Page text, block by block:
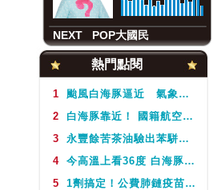
NEXT
POP大國民
北北基FM91.716:00~17:00
依同開Mic辣!
李明依
熱門點閱
1
颱風白海豚逼近 氣象署不排除周5下半天發布海警
2
白海豚靠近！ 國籍航空往返日本航班異動一次看
3
永豐餘苦茶油驗出苯駢芘超標 北市衛生局：不分批號全面預防性下架
4 今高溫上看36度 白海豚颱風這天最靠近台灣 不排除發海警
5
1劑搞定！公費肺鏈疫苗8月10日升級為新型疫苗 疾管署：317萬人受惠